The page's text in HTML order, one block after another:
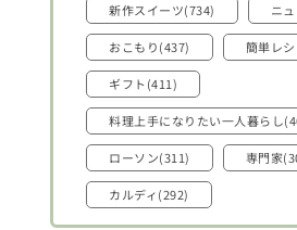
新作スイーツ(734) ニ
おこもり(437) 簡単レ
ギフト(411)
料理上手になりたい一人暮らし
ローソン(311) 専門家
カルディ(292)